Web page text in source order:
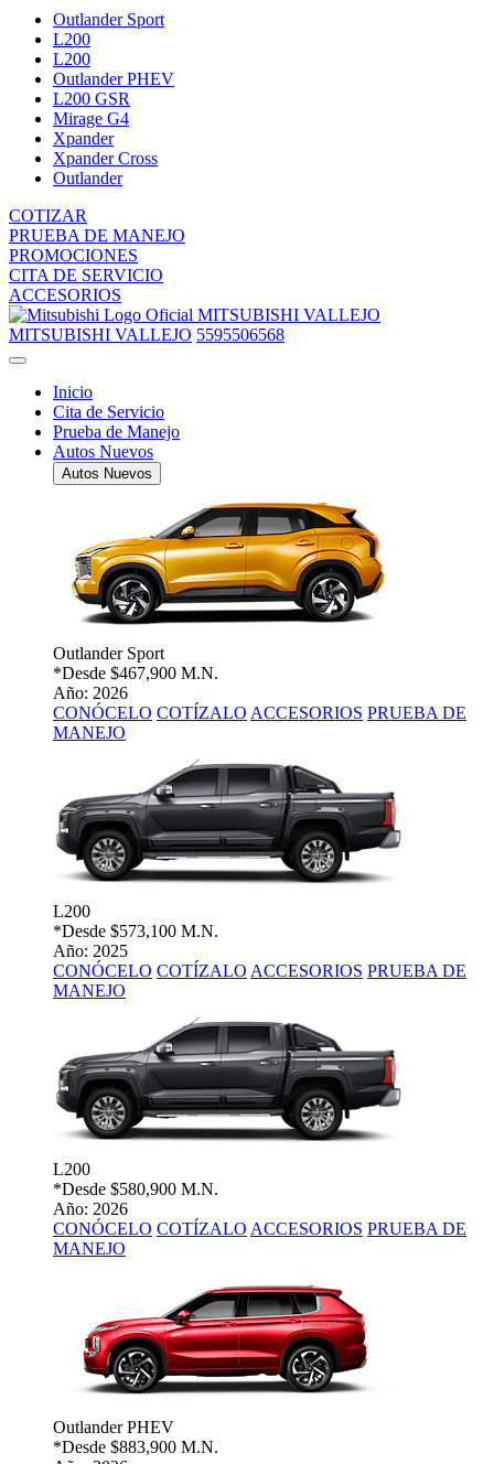
Outlander Sport
L200
L200
Outlander PHEV
L200 GSR
Mirage G4
Xpander
Xpander Cross
Outlander
COTIZAR
PRUEBA DE MANEJO
PROMOCIONES
CITA DE SERVICIO
ACCESORIOS
MITSUBISHI VALLEJO
MITSUBISHI VALLEJO 5595506568
Inicio
Cita de Servicio
Prueba de Manejo
Autos Nuevos
Autos Nuevos
Outlander Sport
*Desde $467,900 M.N.
Año: 2026
CONÓCELO COTÍZALO ACCESORIOS PRUEBA DE
MANEJO
L200
*Desde $573,100 M.N.
Año: 2025
CONÓCELO COTÍZALO ACCESORIOS PRUEBA DE
MANEJO
L200
*Desde $580,900 M.N.
Año: 2026
CONÓCELO COTÍZALO ACCESORIOS PRUEBA DE
MANEJO
Outlander PHEV
*Desde $883,900 M.N.